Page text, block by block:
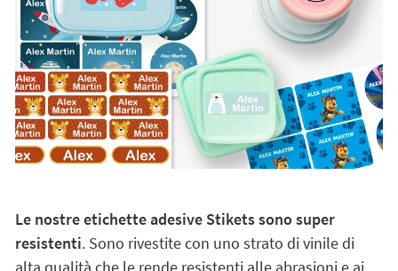
Le nostre etichette adesive Stikets sono super
resistenti. Sono rivestite con uno strato di vinile di